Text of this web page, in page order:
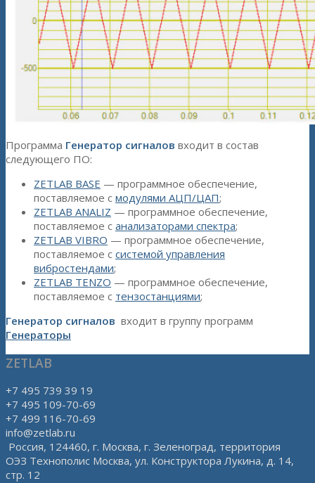
Программа Генератор сигналов входит в состав
следующего ПО:
ZETLAB BASE — программное обеспечение,
поставляемое с модулями АЦП/ЦАП;
ZETLAB ANALIZ — программное обеспечение,
поставляемое с анализаторами спектра;
ZETLAB VIBRO — программное обеспечение,
поставляемое с системой управления
вибростендами;
ZETLAB TENZO — программное обеспечение,
поставляемое с тензостанциями;
Генератор сигналов входит в группу программ
Генераторы
ZETLAB
+7 495 739 39 19
+7 495 109-70-69
+7 499 116-70-69
info@zetlab.ru
Россия, 124460, г. Москва, г. Зеленоград, территория
ОЭЗ Технополис Москва, ул. Конструктора Лукина, д. 14,
стр. 12